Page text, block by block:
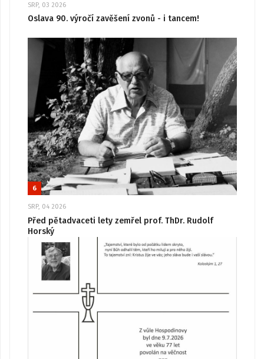
SRP, 03 2026
Oslava 90. výročí zavěšení zvonů - i tancem!
6
SRP, 04 2026
Před pětadvaceti lety zemřel prof. ThDr. Rudolf
Horský